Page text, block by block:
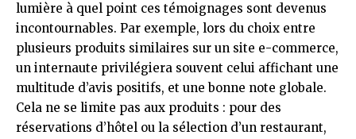
lumière à quel point ces témoignages sont devenus
incontournables. Par exemple, lors du choix entre
plusieurs produits similaires sur un site e-commerce,
un internaute privilégiera souvent celui affichant une
multitude d’avis positifs, et une bonne note globale.
Cela ne se limite pas aux produits : pour des
réservations d’hôtel ou la sélection d’un restaurant,